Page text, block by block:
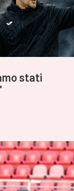
stati